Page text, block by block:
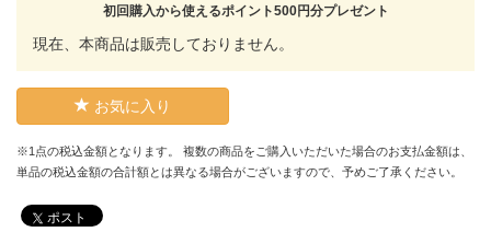
初回購入から使えるポイント500円分プレゼント
現在、本商品は販売しておりません。
お気に入り
※1点の税込金額となります。 複数の商品をご購入いただいた場合のお支払金額は、
単品の税込金額の合計額とは異なる場合がございますので、予めご了承ください。
ポスト